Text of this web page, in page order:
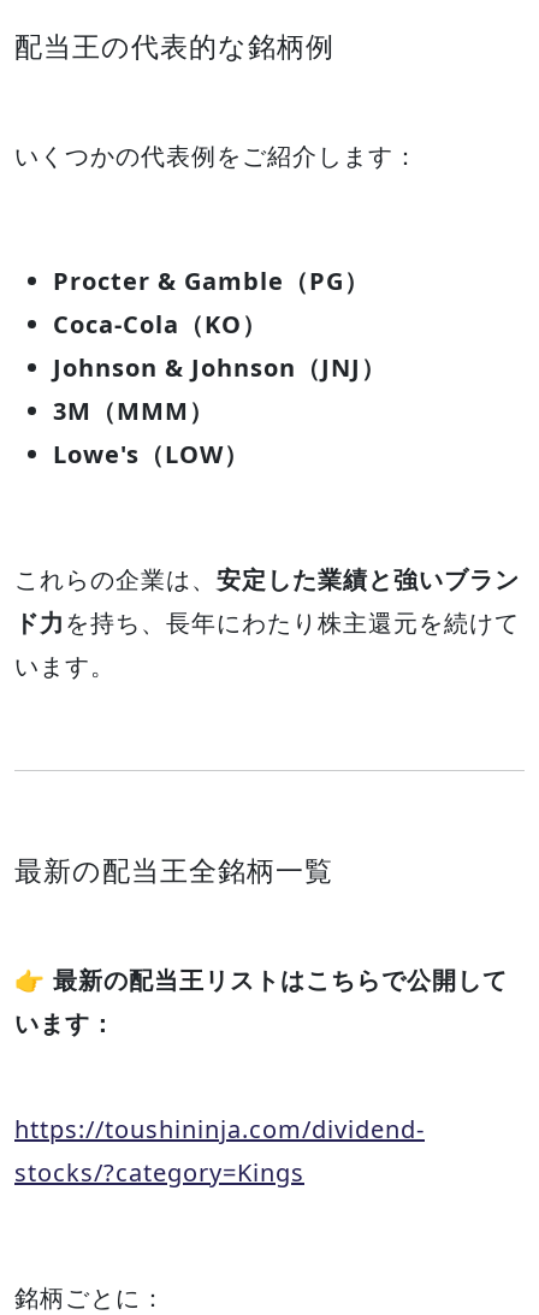
配当王の代表的な銘柄例
いくつかの代表例をご紹介します：
Procter & Gamble（PG）
Coca-Cola（KO）
Johnson & Johnson（JNJ）
3M（MMM）
Lowe's（LOW）
これらの企業は、 安定した業績と強いブラン
ド力を持ち、長年にわたり株主還元を続けて
います。
最新の配当王全銘柄一覧
👉 最新の配当王リストはこちらで公開して
います：
https://toushininja.com/dividend-
stocks/?category=Kings
銘柄ごとに：